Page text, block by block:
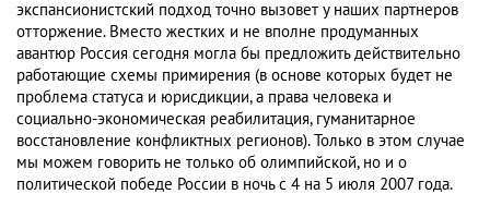
экспансионистский подход точно вызовет у наших партнеров
отторжение. Вместо жестких и не вполне продуманных
авантюр Россия сегодня могла бы предложить действительно
работающие схемы примирения (в основе которых будет не
проблема статуса и юрисдикции, а права человека и
социально-экономическая реабилитация, гуманитарное
восстановление конфликтных регионов). Только в этом случае
мы можем говорить не только об олимпийской, но и о
политической победе России в ночь с 4 на 5 июля 2007 года.